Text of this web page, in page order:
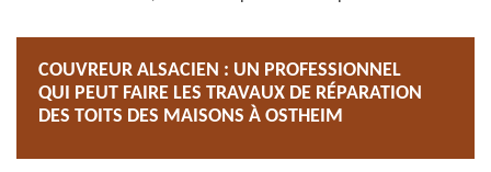
COUVREUR ALSACIEN : UN PROFESSIONNEL
QUI PEUT FAIRE LES TRAVAUX DE RÉPARATION
DES TOITS DES MAISONS À OSTHEIM